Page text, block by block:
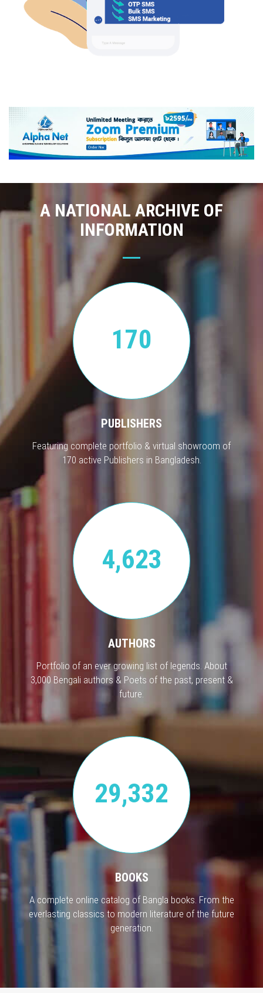
A NATIONAL ARCHIVE OF
INFORMATION
170
PUBLISHERS
Featuring complete portfolio & virtual showroom of
170 active Publishers in Bangladesh.
4,623
AUTHORS
Portfolio of an ever growing list of legends. About
3,000 Bengali authors & Poets of the past, present &
future.
29,332
BOOKS
A complete online catalog of Bangla books. From the
everlasting classics to modern literature of the future
generation.